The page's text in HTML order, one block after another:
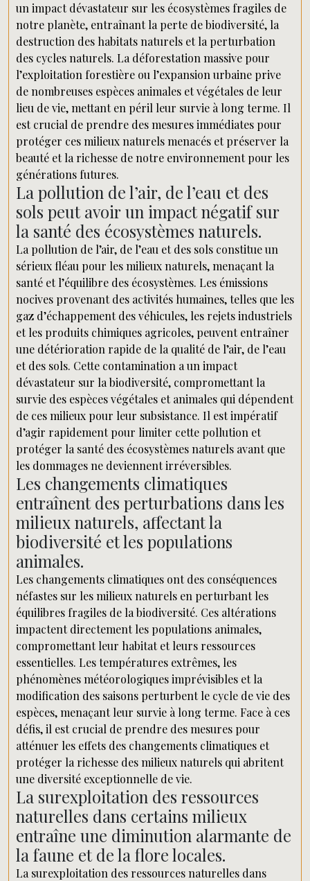
un impact dévastateur sur les écosystèmes fragiles de
notre planète, entraînant la perte de biodiversité, la
destruction des habitats naturels et la perturbation
des cycles naturels. La déforestation massive pour
l’exploitation forestière ou l’expansion urbaine prive
de nombreuses espèces animales et végétales de leur
lieu de vie, mettant en péril leur survie à long terme. Il
est crucial de prendre des mesures immédiates pour
protéger ces milieux naturels menacés et préserver la
beauté et la richesse de notre environnement pour les
générations futures.
La pollution de l’air, de l’eau et des
sols peut avoir un impact négatif sur
la santé des écosystèmes naturels.
La pollution de l’air, de l’eau et des sols constitue un
sérieux fléau pour les milieux naturels, menaçant la
santé et l’équilibre des écosystèmes. Les émissions
nocives provenant des activités humaines, telles que les
gaz d’échappement des véhicules, les rejets industriels
et les produits chimiques agricoles, peuvent entraîner
une détérioration rapide de la qualité de l’air, de l’eau
et des sols. Cette contamination a un impact
dévastateur sur la biodiversité, compromettant la
survie des espèces végétales et animales qui dépendent
de ces milieux pour leur subsistance. Il est impératif
d’agir rapidement pour limiter cette pollution et
protéger la santé des écosystèmes naturels avant que
les dommages ne deviennent irréversibles.
Les changements climatiques
entraînent des perturbations dans les
milieux naturels, affectant la
biodiversité et les populations
animales.
Les changements climatiques ont des conséquences
néfastes sur les milieux naturels en perturbant les
équilibres fragiles de la biodiversité. Ces altérations
impactent directement les populations animales,
compromettant leur habitat et leurs ressources
essentielles. Les températures extrêmes, les
phénomènes météorologiques imprévisibles et la
modification des saisons perturbent le cycle de vie des
espèces, menaçant leur survie à long terme. Face à ces
défis, il est crucial de prendre des mesures pour
atténuer les effets des changements climatiques et
protéger la richesse des milieux naturels qui abritent
une diversité exceptionnelle de vie.
La surexploitation des ressources
naturelles dans certains milieux
entraîne une diminution alarmante de
la faune et de la flore locales.
La surexploitation des ressources naturelles dans